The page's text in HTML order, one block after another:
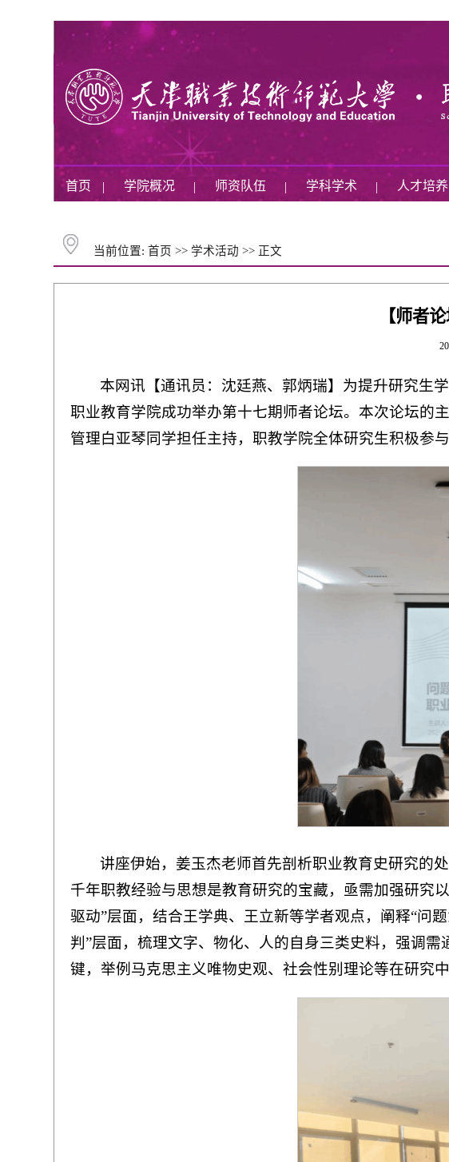
首页 | 学院概况 | 师资队伍 | 学科学术 | 人才培养
当前位置: 首页 >> 学术活动 >> 正文
【师者
本网讯【通讯员：沈廷燕、郭炳瑞】为提升研究生
职业教育学院成功举办第十七期师者论坛。本次论坛的
管理白亚琴同学担任主持，职教学院全体研究生积极参与
讲座伊始，姜玉杰老师首先剖析职业教育史研究的
千年职教经验与思想是教育研究的宝藏，亟需加强研究
驱动”层面，结合王学典、王立新等学者观点，阐释“问
判”层面，梳理文字、物化、人的自身三类史料，强调
键，举例马克思主义唯物史观、社会性别理论等在研究中